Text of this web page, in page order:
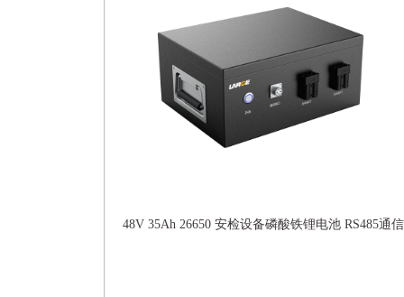
48V 35Ah 26650 安检设备磷酸铁锂电池 RS485通信